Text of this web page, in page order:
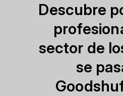
Descubre
sector de
se